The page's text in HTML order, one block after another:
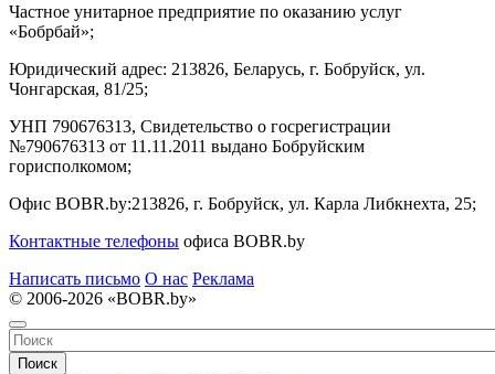
Частное унитарное предприятие по оказанию услуг
«Бобрбай»;
Юридический адрес: 213826, Беларусь, г. Бобруйск, ул.
Чонгарская, 81/25;
УНП 790676313, Свидетельство о госрегистрации
№790676313 от 11.11.2011 выдано Бобруйским
горисполкомом;
Офис BOBR.by:213826, г. Бобруйск, ул. Карла Либкнехта, 25;
Контактные телефоны офиса BOBR.by
Написать письмо О нас Реклама
© 2006-2026 «BOBR.by»
Поиск